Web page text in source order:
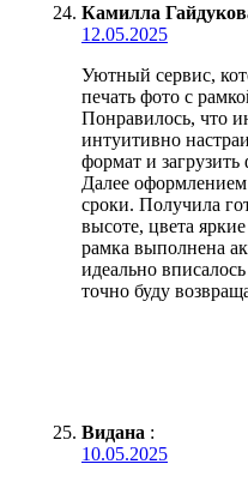
Камилла
12.05.2025
Уютный сервис,
печать фото с
Понравилось, что
интуитивно
формат и загрузить
Далее
сроки. Получила
высоте, цвета
рамка выполнена
идеально
точно буду
Видана :
10.05.2025